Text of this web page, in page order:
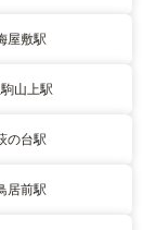
屋敷駅
山上駅
の台駅
居前駅